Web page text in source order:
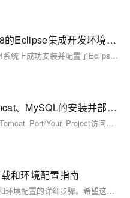
在Ubuntu18.04安装兼容JDK 8的Eclipse集成开发环境的指南。
完成以上步骤后，您将在Ubuntu 18.04系统上成功安装并配置了Eclipse IDE，它将与JDK 8兼容，可以开始进行Java开发工作。如果遇到任何问题，请确保每一步骤都正确执行，并检查是否所有路径都与您的具体情况相匹配。
在Linux平台上进行JDK、Tomcat、MySQL的安装并部署后端项目
现在，你可以通过访问http://Your_IP:Tomcat_Port/Your_Project访问你的项目了。如果一切顺利，你将看到那绚烂的胜利之光照耀在你的项目之上！
和环境配置指南
以上就是JDK和Tomcat的下载、安装和环境配置的详细步骤。希望这个指南能帮助你顺利完成设置。